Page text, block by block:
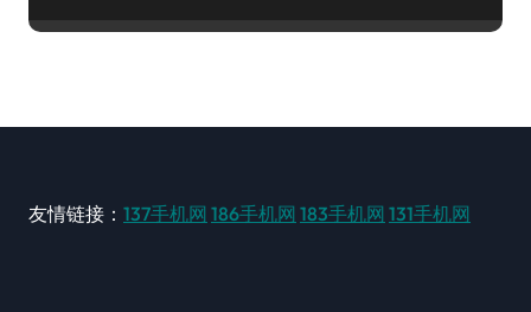
友情链接： 137手机网 186手机网 183手机网 131手机网